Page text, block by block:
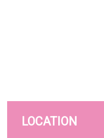
LOCATION